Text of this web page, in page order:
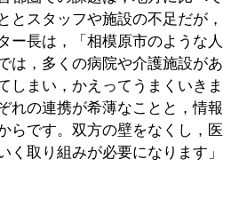
とスタッフや施設の不足だが，
ー長は，「相模原市のような人
は，多くの病院や介護施設があ
しまい，かえってうまくいきま
れの連携が希薄なことと，情報
らです。双方の壁をなくし，医
く取り組みが必要になります」